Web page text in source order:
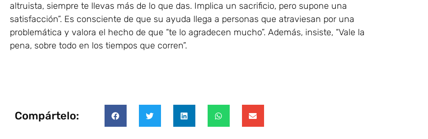
altruista, siempre te llevas más de lo que das. Implica un sacrificio, pero supone una
satisfacción”. Es consciente de que su ayuda llega a personas que atraviesan por una
problemática y valora el hecho de que “te lo agradecen mucho”. Además, insiste, “Vale la
pena, sobre todo en los tiempos que corren”.
Compártelo: